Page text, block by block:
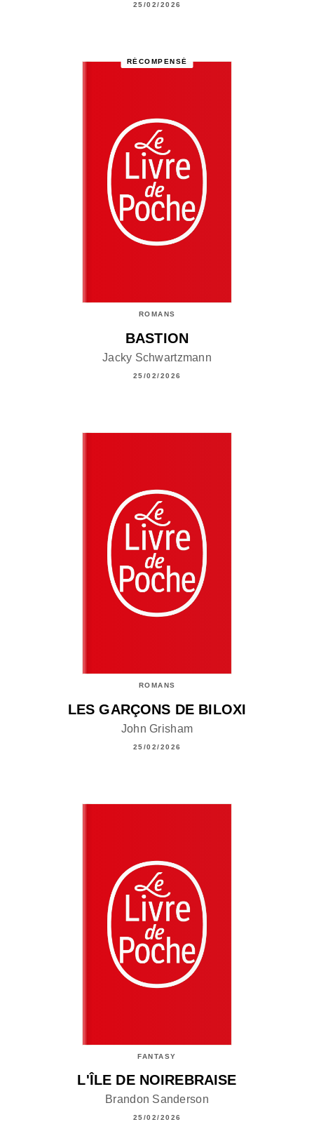
25/02/2026
RÉCOMPENSÉ
ROMANS
BASTION
Jacky Schwartzmann
25/02/2026
ROMANS
LES GARÇONS DE BILOXI
John Grisham
25/02/2026
FANTASY
L'ÎLE DE NOIREBRAISE
Brandon Sanderson
25/02/2026